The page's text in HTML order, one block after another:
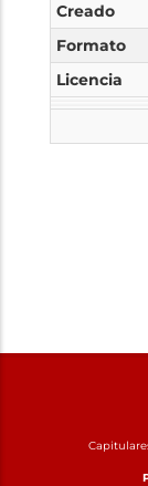
Creado
Formato
Licencia